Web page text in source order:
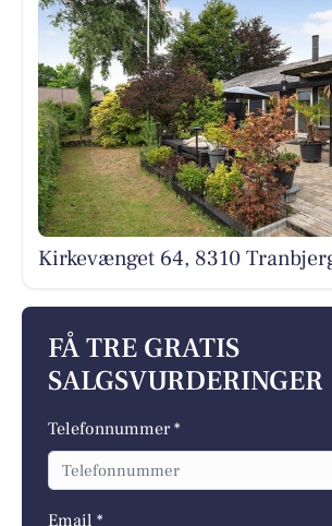
Kirkevænget 64, 8310
FÅ TRE GRATIS
SALGSVURDERINGER
Telefonnummer *
Email *